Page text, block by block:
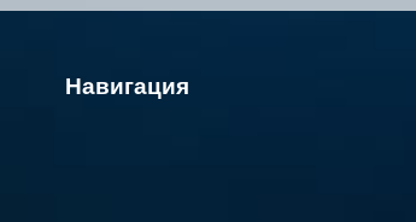
Навигация